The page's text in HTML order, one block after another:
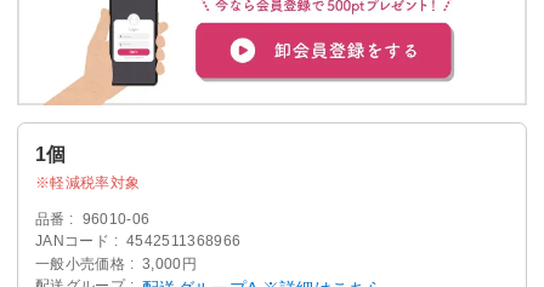
1個
軽減税率対象
品番
96010-06
JANコード
4542511368966
一般小売価格
3,000円